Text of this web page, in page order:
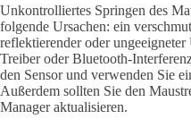
Unkontrolliertes Springen des
folgende Ursachen: ein
reflektierender oder
Treiber oder Bluetooth-
den Sensor und verwenden Sie
Außerdem sollten Sie den
Manager aktualisieren.